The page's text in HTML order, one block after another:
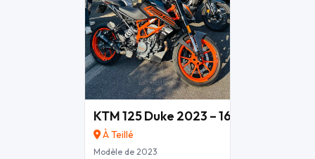
KTM 125 Duke 2023 – 16 000 km –
À Teillé
Modèle de 2023